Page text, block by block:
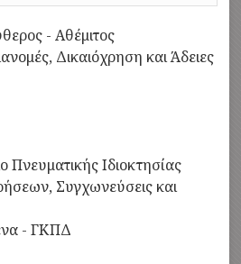
- Αθέμιτος
Δικαιόχρηση και Άδειες
Πνευματικής Ιδιοκτησίας
Συγχωνεύσεις και
- ΓΚΠΔ